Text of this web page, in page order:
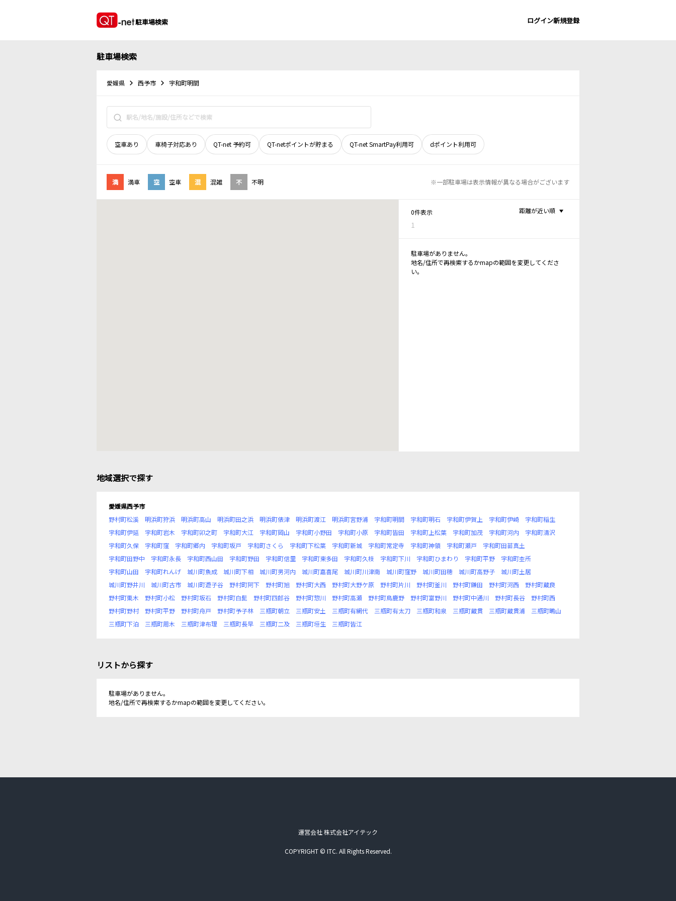
駐車場検索 ログイン新規登録
駐車場検索
愛媛県 西予市 宇和町明間
空車あり 車椅子対応あり QT-net 予約可 QT-netポイントが貯まる QT-net SmartPay利用可 dポイント利用可
満 満車 空 空車 混 混雑 不 不明 ※一部駐車場は表示情報が異なる場合がございます
0件表示
1
距離が近い順
駐車場がありません。
地名/住所で再検索するかmapの範囲を変更してくださ
い。
地域選択で探す
愛媛県西予市
野村町松溪
明浜町狩浜 明浜町高山 明浜町田之浜 明浜町俵津 明浜町渡江 明浜町宮野浦 宇和町明間 宇和町明石 宇和町伊賀上 宇和町伊崎
宇和町稲生
宇和町伊延
宇和町岩木 宇和町卯之町 宇和町大江 宇和町岡山 宇和町小野田 宇和町小原 宇和町皆田 宇和町上松葉 宇和町加茂 宇和町河内
宇和町清沢
宇和町久保
宇和町窪 宇和町郷内 宇和町坂戸 宇和町さくら 宇和町下松葉 宇和町新城 宇和町常定寺 宇和町神領 宇和町瀬戸
宇和町田苗真土
宇和町田野中
宇和町永長 宇和町西山田 宇和町野田 宇和町信里 宇和町東多田 宇和町久枝 宇和町下川 宇和町ひまわり 宇和町平野
宇和町杢所
宇和町山田
宇和町れんげ 城川町魚成 城川町下相 城川町男河内 城川町嘉喜尾 城川町川津南 城川町窪野 城川町田穂 城川町高野子
城川町土居
城川町野井川
城川町古市 城川町遊子谷 野村町阿下 野村町旭 野村町大西 野村町大野ケ原 野村町片川 野村町釜川 野村町鎌田 野村町河西
野村町蔵良
野村町栗木
野村町小松 野村町坂石 野村町白髭 野村町四郎谷 野村町惣川 野村町高瀬 野村町鳥鹿野 野村町富野川 野村町中通川 野村町長谷
野村町西
野村町野村
野村町平野 野村町舟戸 野村町予子林 三瓶町朝立 三瓶町安土 三瓶町有網代 三瓶町有太刀 三瓶町和泉 三瓶町蔵貫 三瓶町蔵貫浦
三瓶町鴫山
三瓶町下泊
三瓶町周木 三瓶町津布理 三瓶町長早 三瓶町二及 三瓶町垣生 三瓶町皆江
リストから探す
駐車場がありません。
地名/住所で再検索するかmapの範囲を変更してください。
運営会社 株式会社アイテック
COPYRIGHT © ITC. All Rights Reserved.